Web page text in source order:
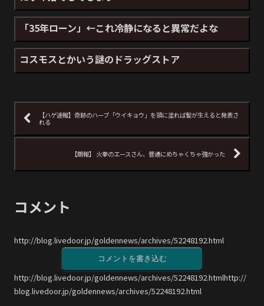
「35年ローン」←これ冷静になると異常だよな
コスモスとかいう謎のドラッグストア
【ハゲ速報】奇跡のハーブ「ウイキョウ」を頭に塗れば髪が生えると発表さ
れる
【朗報】 火拳のエースさん、普通にめちゃくちゃ強かった
コメント
http://blog.livedoor.jp/goldennews/archives/52248192.html
コメントを書き込む
http://blog.livedoor.jp/goldennews/archives/52248192.htmlhttp://
blog.livedoor.jp/goldennews/archives/52248192.html